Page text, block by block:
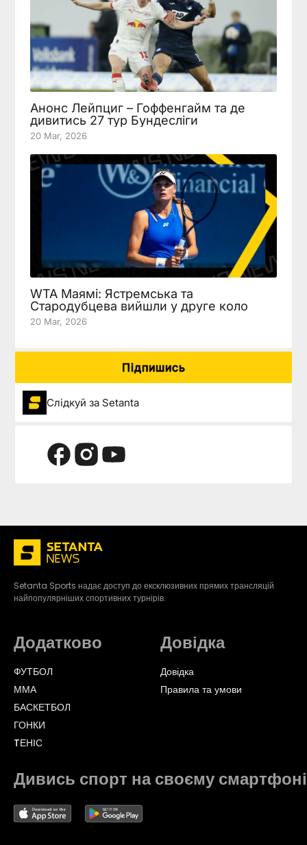
Анонс Лейпциг – Гоффенгайм та де
дивитись 27 тур Бундесліги
20 Mar, 2026
WTA Маямі: Ястремська та
Стародубцева вийшли у друге коло
20 Mar, 2026
Підпишись
Слідкуй за Setanta
Setanta Sports надає доступ до ексклюзивних прямих трансляцій
найпопулярніших спортивних турнірів.
Додатково
ФУТБОЛ
ММА
БАСКЕТБОЛ
ГОНКИ
TЕНІС
Довідка
Довідка
Правила та умови
Дивись спорт на своєму смартфоні